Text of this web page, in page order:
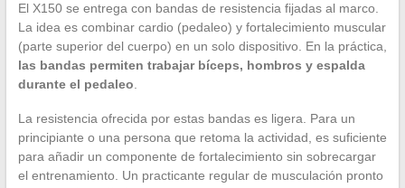
El X150 se entrega con bandas de resistencia fijadas al marco.
La idea es combinar cardio (pedaleo) y fortalecimiento muscular
(parte superior del cuerpo) en un solo dispositivo. En la práctica,
las bandas permiten trabajar bíceps, hombros y espalda
durante el pedaleo.
La resistencia ofrecida por estas bandas es ligera. Para un
principiante o una persona que retoma la actividad, es suficiente
para añadir un componente de fortalecimiento sin sobrecargar
el entrenamiento. Un practicante regular de musculación pronto